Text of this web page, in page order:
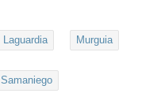
Laguardia Murguia
Samaniego